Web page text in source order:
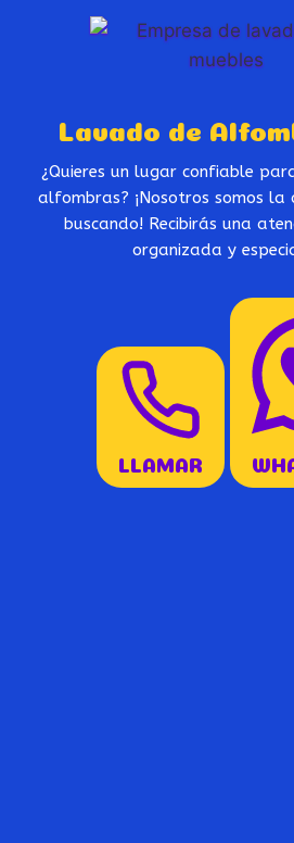
Lavado de
¿Quieres un lugar confiable
alfombras? ¡Nosotros somos la
buscando! Recibirás una
organizada y
LLAMAR